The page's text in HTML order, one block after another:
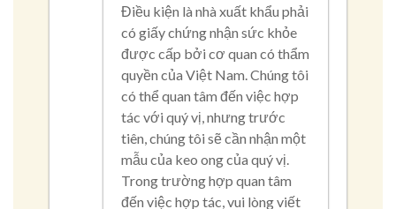
Điều kiện là nhà xuất khẩu phải
có giấy chứng nhận sức khỏe
được cấp bởi cơ quan có thẩm
quyền của Việt Nam. Chúng tôi
có thể quan tâm đến việc hợp
tác với quý vị, nhưng trước
tiên, chúng tôi sẽ cần nhận một
mẫu của keo ong của quý vị.
Trong trường hợp quan tâm
đến việc hợp tác, vui lòng viết